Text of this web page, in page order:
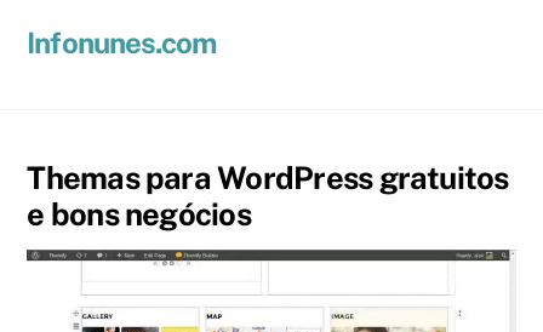
Infonunes.com
Themas para WordPress gratuitos
e bons negócios